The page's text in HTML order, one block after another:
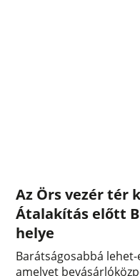
Az Örs vezér tér
Átalakítás előtt
helye
Barátságosabbá
amelyet